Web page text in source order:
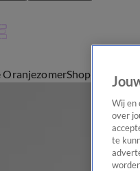
OranjezomerShop
Wij en
over
te